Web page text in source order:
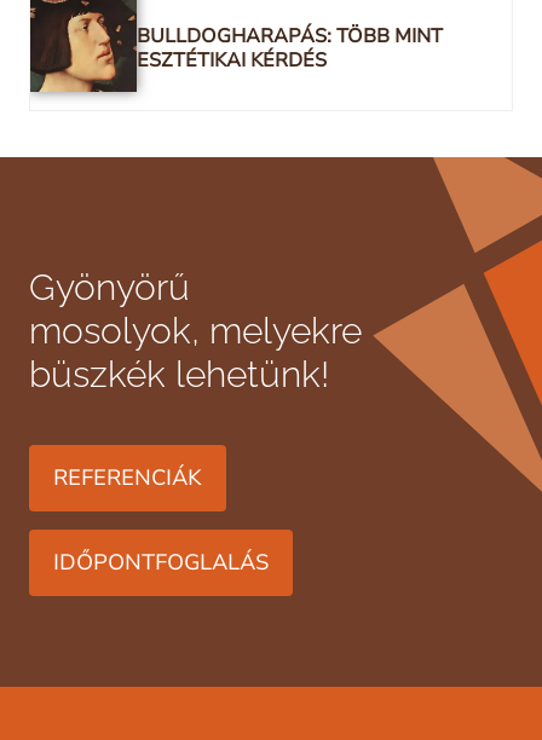
BULLDOGHARAPÁS: TÖBB MINT
ESZTÉTIKAI KÉRDÉS
Gyönyörű
mosolyok, melyekre
büszkék lehetünk!
REFERENCIÁK
IDŐPONTFOGLALÁS